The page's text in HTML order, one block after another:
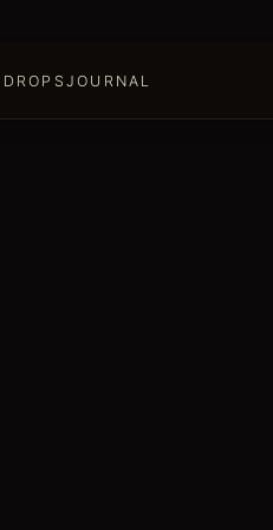
DROPS JOURNAL